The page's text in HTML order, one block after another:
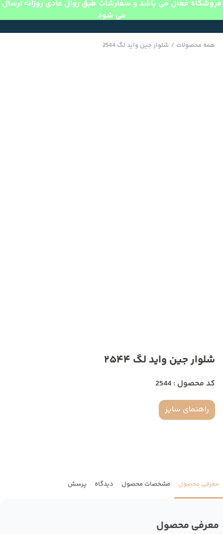
فروشگاه فعال می باشد و سفارشات طبق روال عادی روزانه ارسال
می شود
همه محصولات / شلوار جین واید لگ 2544
شلوار جین واید لگ 2544
کد محصول : 2544
راهنمای سایز
معرفی محصول مشخصات محصول دیدگاه پرسش
معرفی محصول